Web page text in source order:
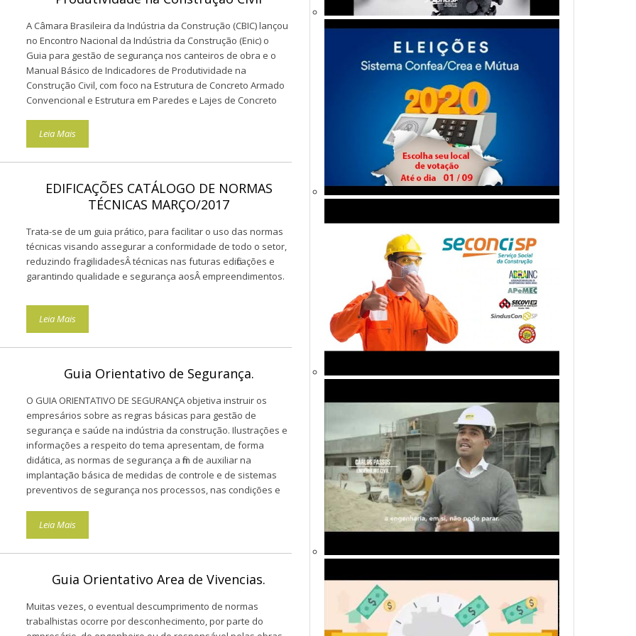
A Câmara Brasileira da Indústria da Construção (CBIC) lançou
no Encontro Nacional da Indústria da Construção (Enic) o
Guia para gestão de segurança nos canteiros de obra e o
Manual Básico de Indicadores de Produtividade na
Construção Civil, com foco na Estrutura de Concreto Armado
Convencional e Estrutura em Paredes e Lajes de Concreto
Leia Mais
EDIFICAÇÕES CATÁLOGO DE NORMAS
TÉCNICAS MARÇO/2017
Trata-se de um guia prático, para facilitar o uso das normas
técnicas visando assegurar a conformidade de todo o setor,
reduzindo fragilidadesÂ técnicas nas futuras edificações e
garantindo qualidade e segurança aosÂ empreendimentos.
Leia Mais
Guia Orientativo de Segurança.
O GUIA ORIENTATIVO DE SEGURANÇA objetiva instruir os
empresários sobre as regras básicas para gestão de
segurança e saúde na indústria da construção. Ilustrações e
informações a respeito do tema apresentam, de forma
didática, as normas de segurança a fim de auxiliar na
implantação básica de medidas de controle e de sistemas
preventivos de segurança nos processos, nas condições e
Leia Mais
Guia Orientativo Area de Vivencias.
Muitas vezes, o eventual descumprimento de normas
trabalhistas ocorre por desconhecimento, por parte do